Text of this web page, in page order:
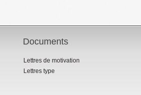
Documents
Lettres de motivation
Lettres type